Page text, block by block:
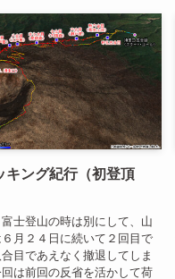
キング紀行（初登頂
士登山の時は別にして、山
月２４日に続いて２回目で
目であえなく撤退してしま
は前回の反省を活かして荷